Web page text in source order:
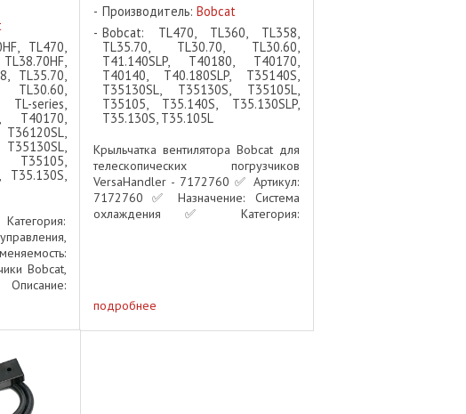
TL470,
TL35.70,
TL30.60,
series,
T40170,
T35105,
T35.130S,
Bobcat,
Bobcat
для
движения
Производитель: Bobcat
Bobcat: TL470, TL360, TL358,
TL35.70, TL30.70, TL30.60,
T41.140SLP, T40180, T40170,
T40140, T40.180SLP, T35140S,
T35130SL, T35130S, T35105L,
T35105, T35.140S, T35.130SLP,
T35.130S, T35.105L
Крыльчатка вентилятора Bobcat для
телескопических погрузчиков
VersaHandler - 7172760 ✅ Артикул:
7172760 ✅ Назначение: Система
охлаждения ✅ Категория:
подробнее